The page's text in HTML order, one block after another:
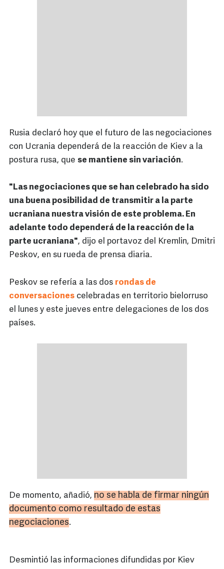
Rusia declaró hoy que el futuro de las negociaciones
con Ucrania dependerá de la reacción de Kiev a la
postura rusa, que se mantiene sin variación.
"Las negociaciones que se han celebrado ha sido
una buena posibilidad de transmitir a la parte
ucraniana nuestra visión de este problema. En
adelante todo dependerá de la reacción de la
parte ucraniana", dijo el portavoz del Kremlin, Dmitri
Peskov, en su rueda de prensa diaria.
Peskov se refería a las dos rondas de
conversaciones celebradas en territorio bielorruso
el lunes y este jueves entre delegaciones de los dos
países.
De momento, añadió, no se habla de firmar ningún
documento como resultado de estas
negociaciones.
Desmintió las informaciones difundidas por Kiev